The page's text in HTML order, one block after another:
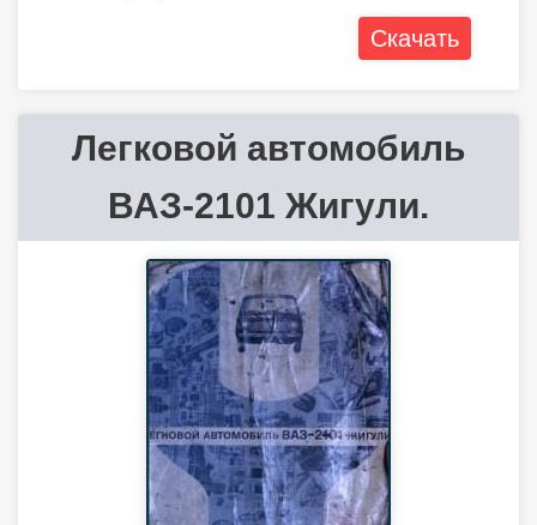
Скачать
Легковой автомобиль
ВАЗ-2101 Жигули.